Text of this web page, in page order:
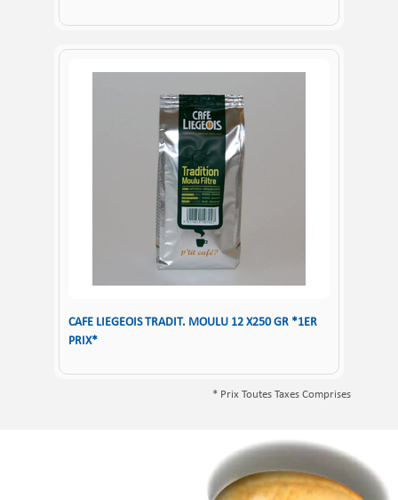
CAFE LIEGEOIS TRADIT. MOULU 12 X250 GR *1ER
PRIX*
* Prix Toutes Taxes Comprises